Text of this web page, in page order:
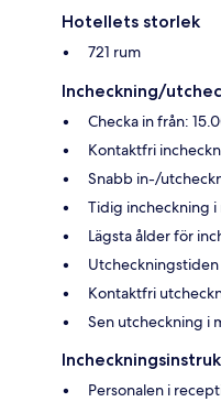
Hotellets storlek
721 rum
Incheckning/
Checka in från:
Kontaktfri
Snabb in-/
Tidig incheckning
Lägsta ålder för
Utcheckningstiden
Kontaktfri
Sen utcheckning i
Personalen i